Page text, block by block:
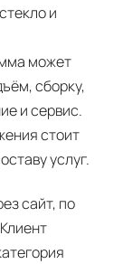
и
может
сборку,
и сервис.
стоит
услуг.
сайт, по